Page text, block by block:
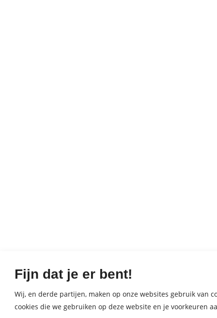
Fijn dat je er bent!
Wij, en derde partijen, maken op onze websites gebruik van
cookies die we gebruiken op deze website en je voorkeuren